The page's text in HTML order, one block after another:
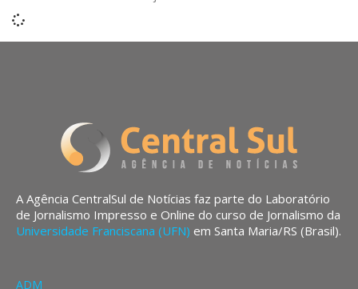
A Agência CentralSul de Notícias faz parte do Laboratório
de Jornalismo Impresso e Online do curso de Jornalismo da
Universidade Franciscana (UFN) em Santa Maria/RS (Brasil).
ADM